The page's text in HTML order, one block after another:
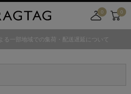
0
舗
カ
0
る一部地域での集荷・配送遅延について